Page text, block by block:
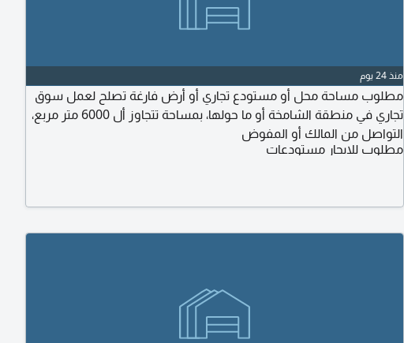
منذ 24 يوم
مطلوب مساحة محل أو مستودع تجاري أو أرض فارغة تصلح لعمل سوق
تجاري في منطقة الشامخة أو ما حولها، بمساحة تتجاوز أل 6000 متر مربع،
التواصل من المالك أو المفوض
مطلوب للايجار مستودعات